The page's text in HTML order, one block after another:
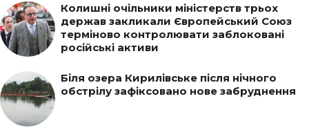
Колишні очільники міністерств трьох
держав закликали Європейський Союз
терміново контролювати заблоковані
російські активи
Біля озера Кирилівське після нічного
обстрілу зафіксовано нове забруднення